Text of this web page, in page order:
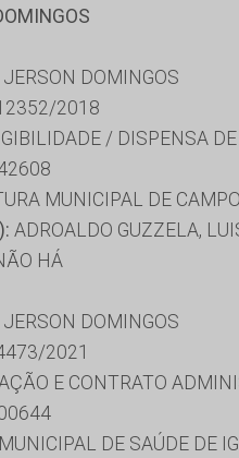
JERSON DOMINGOS
2018
/ DISPENSA
MUNICIPAL DE
ADROALDO GUZZELA,
HÁ
JERSON DOMINGOS
2021
E CONTRATO
DE SAÚDE DE